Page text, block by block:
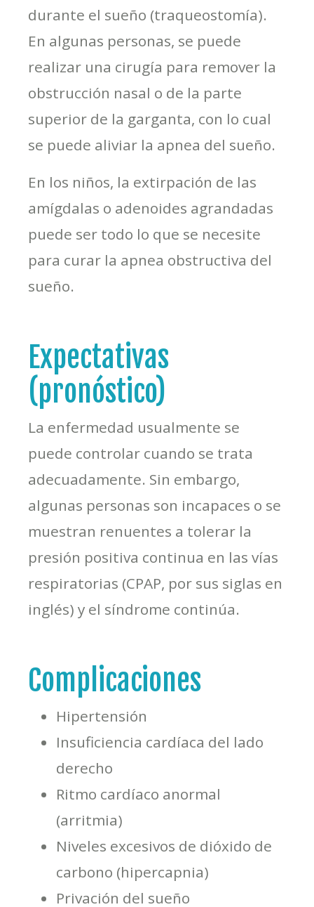
durante el sueño (traqueostomía).
En algunas personas, se puede
realizar una cirugía para remover la
obstrucción nasal o de la parte
superior de la garganta, con lo cual
se puede aliviar la apnea del sueño.
En los niños, la extirpación de las
amígdalas o adenoides agrandadas
puede ser todo lo que se necesite
para curar la apnea obstructiva del
sueño.
Expectativas
(pronóstico)
La enfermedad usualmente se
puede controlar cuando se trata
adecuadamente. Sin embargo,
algunas personas son incapaces o se
muestran renuentes a tolerar la
presión positiva continua en las vías
respiratorias (CPAP, por sus siglas en
inglés) y el síndrome continúa.
Complicaciones
Hipertensión
Insuficiencia cardíaca del lado
derecho
Ritmo cardíaco anormal
(arritmia)
Niveles excesivos de dióxido de
carbono (hipercapnia)
Privación del sueño